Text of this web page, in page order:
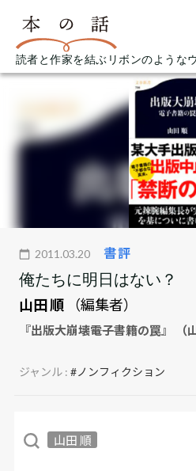
読者と作家を結ぶリボンのような
2011.03.20 書評
俺たちに明日はない？
山田 順
（編集者）
『出版大崩壊――電子書籍の罠』 （
ジャンル :#ノンフィクション
山田 順